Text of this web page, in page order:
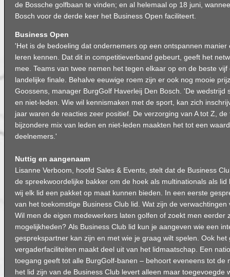
de Bossche golfbaan te vinden; en al helemaal op 18 juni,
Bosch voor de derde keer het Business Open faciliteert.
Business Open
'Het is de bedoeling dat ondernemers op een ontspannen manier
leren kennen. Dat dit in competitieverband gebeurt, geeft het
mee. Teams van twee nemen het tegen elkaar op en de beste
landelijke finale. Behalve eeuwige roem zijn er ook nog mooie
Goossens, manager BurgGolf Haverleij Den Bosch. 'De wedstrijd
en niet-leden. Wie wil kennismaken met de sport, kan zich
jaar waren de reacties zeer positief. De verzorging van A tot Z,
bijzondere mix van leden en niet-leden maakten het tot een
deelnemers.'
Nuttig en aangenaam
Lisanne Verboom, hoofd Sales & Events, stelt dat de Business
de spreekwoordelijke bakker om de hoek als multinationals als
wij elk lid een pakket op maat kunnen bieden. In een eerste
van het toekomstige Business Club lid. Wat zijn de
Wil men de eigen medewerkers laten golfen of zoekt men eerder
mogelijkheden? Als Business Club lid kun je aangeven wie een
gesprekspartner kan zijn en met wie je graag wilt spelen. Ook het
vergaderfaciliteiten maakt deel uit van het lidmaatschap. Een
toegang geeft tot alle BurgGolf-banen – behoort eveneens tot de
het lid zijn van de Business Club levert alleen maar toegevoegde